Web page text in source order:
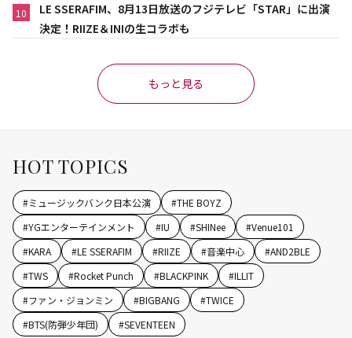
10
LE SSERAFIM、8月13日放送のフジテレビ「STAR」に出演
決定！RIIZE＆INIの生コラボも
もっと見る
HOT TOPICS
#ミュージックバンク日本公演 #THE BOYZ
#YGエンターテインメント #IU #SHINee #Venue101
#KARA #LE SSERAFIM #RIIZE #音楽中心 #AND2BLE
#TWS #Rocket Punch #BLACKPINK #ILLIT
#ファン・ジョンミン #BIGBANG #TWICE
#BTS(防弾少年団) #SEVENTEEN